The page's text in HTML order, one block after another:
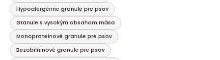
Hypoalergénne granule pre psov
Granule s vysokým obsahom mäsa
Monoproteinové granule pre psov
Bezobilninové granule pre psov